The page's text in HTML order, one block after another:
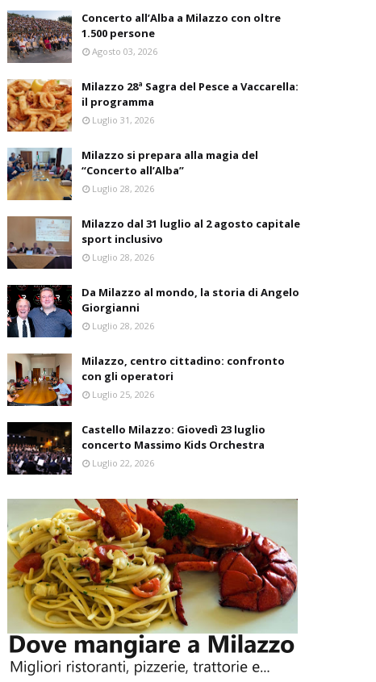
Concerto all’Alba a Milazzo con oltre
1.500 persone
Agosto 03, 2026
Milazzo 28ª Sagra del Pesce a Vaccarella:
il programma
Luglio 31, 2026
Milazzo si prepara alla magia del
“Concerto all’Alba”
Luglio 28, 2026
Milazzo dal 31 luglio al 2 agosto capitale
sport inclusivo
Luglio 28, 2026
Da Milazzo al mondo, la storia di Angelo
Giorgianni
Luglio 28, 2026
Milazzo, centro cittadino: confronto
con gli operatori
Luglio 25, 2026
Castello Milazzo: Giovedì 23 luglio
concerto Massimo Kids Orchestra
Luglio 22, 2026